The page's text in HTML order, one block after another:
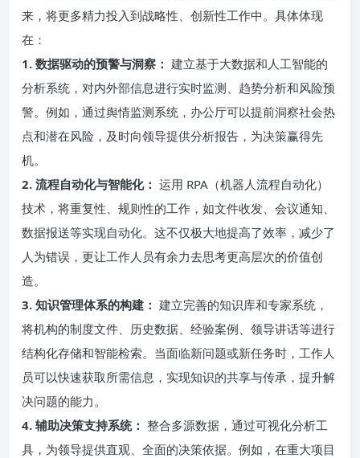
来，将更多精力投入到战略性、创新性工作中。具体体现
在：
1. 数据驱动的预警与洞察： 建立基于大数据和人工智能的
分析系统，对内外部信息进行实时监测、趋势分析和风险预
警。例如，通过舆情监测系统，办公厅可以提前洞察社会热
点和潜在风险，及时向领导提供分析报告，为决策赢得先
机。
2. 流程自动化与智能化： 运用 RPA（机器人流程自动化）
技术，将重复性、规则性的工作，如文件收发、会议通知、
数据报送等实现自动化。这不仅极大地提高了效率，减少了
人为错误，更让工作人员有余力去思考更高层次的价值创
造。
3. 知识管理体系的构建： 建立完善的知识库和专家系统，
将机构的制度文件、历史数据、经验案例、领导讲话等进行
结构化存储和智能检索。当面临新问题或新任务时，工作人
员可以快速获取所需信息，实现知识的共享与传承，提升解
决问题的能力。
4. 辅助决策支持系统： 整合多源数据，通过可视化分析工
具，为领导提供直观、全面的决策依据。例如，在重大项目